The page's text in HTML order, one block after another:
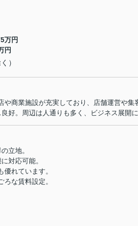
万円
円
）
や商業施設が充実しており、店舗運営や集
好。周辺は人通りも多く、ビジネス展開に
立地。
対応可能。
れています。
な賃料設定。